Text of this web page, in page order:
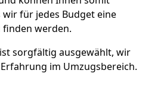
für jedes Budget eine
finden werden.
ist sorgfältig ausgewählt, wir
im Umzugsbereich.